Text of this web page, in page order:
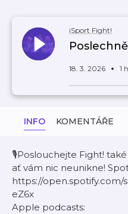
iSport Fight!
18. 3. 2026 1
INFO KOMENTÁŘE
🎙️Poslouchejte Fight!
ať vám nic neunikne!
https://open.spotify.com/
eZ6x
Apple podcasts: